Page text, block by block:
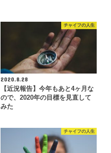
チャイフの人生
2020.8.28
【近況報告】今年もあと4ヶ月な
ので、2020年の目標を見直して
みた
チャイフの人生